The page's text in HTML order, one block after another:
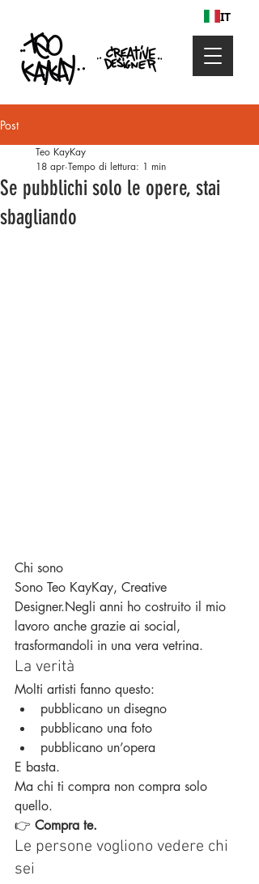
Post
Se pubblichi solo le opere, stai
sbagliando
Teo KayKay
18 apr Tempo di lettura: 1 min
Chi sono
Sono Teo KayKay, Creative
Designer.Negli anni ho costruito il mio
lavoro anche grazie ai social,
trasformandoli in una vera vetrina.
La verità
Molti artisti fanno questo:
pubblicano un disegno
pubblicano una foto
pubblicano un’opera
E basta.
Ma chi ti compra non compra solo
quello.
👉 Compra te.
Le persone vogliono vedere chi
sei
IT